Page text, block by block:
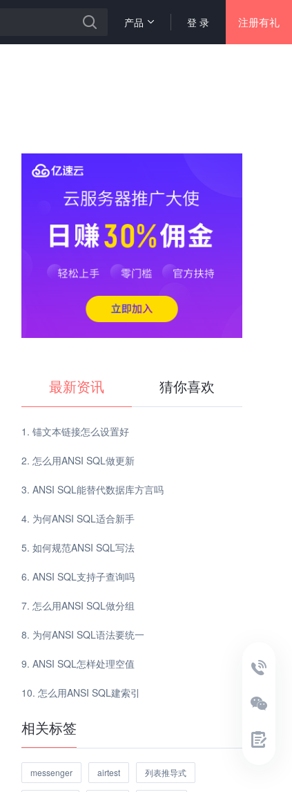
登 录 注册有礼
产品
最新资讯 猜你喜欢
锚文本链接怎么设置好
怎么用ANSI SQL做更新
ANSI SQL能替代数据库方言吗
为何ANSI SQL适合新手
如何规范ANSI SQL写法
ANSI SQL支持子查询吗
怎么用ANSI SQL做分组
为何ANSI SQL语法要统一
ANSI SQL怎样处理空值
怎么用ANSI SQL建索引
相关标签
messenger airtest 列表推导式